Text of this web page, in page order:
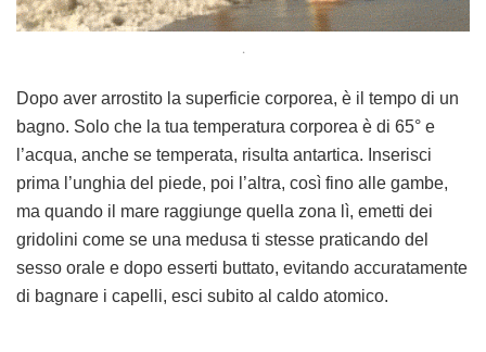
.
Dopo aver arrostito la superficie corporea, è il tempo di un
bagno. Solo che la tua temperatura corporea è di 65° e
l’acqua, anche se temperata, risulta antartica. Inserisci
prima l’unghia del piede, poi l’altra, così fino alle gambe,
ma quando il mare raggiunge quella zona lì, emetti dei
gridolini come se una medusa ti stesse praticando del
sesso orale e dopo esserti buttato, evitando accuratamente
di bagnare i capelli, esci subito al caldo atomico.